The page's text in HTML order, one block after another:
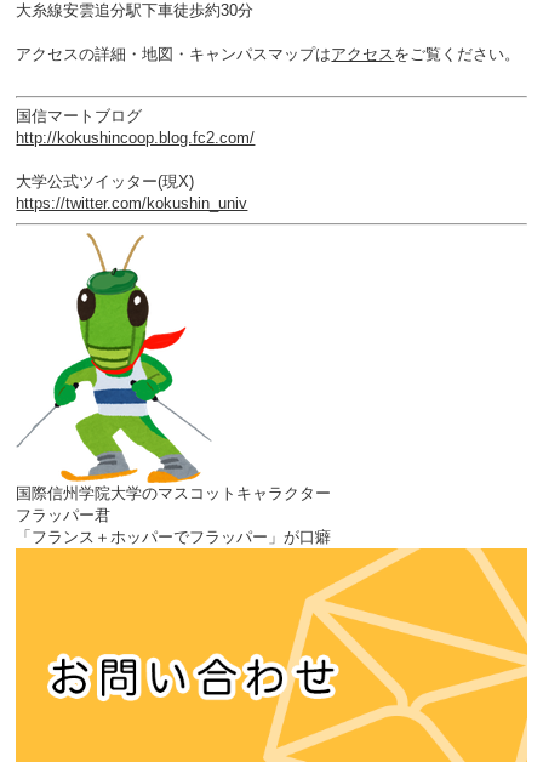
大糸線安雲追分駅下車徒歩約30分
アクセスの詳細・地図・キャンパスマップはアクセスをご覧ください。
国信マートブログ
http://kokushincoop.blog.fc2.com/
大学公式ツイッター(現X)
https://twitter.com/kokushin_univ
国際信州学院大学のマスコットキャラクター
フラッパー君
「フランス＋ホッパーでフラッパー」が口癖